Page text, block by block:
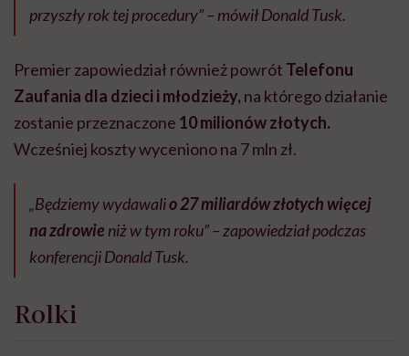
przyszły rok tej procedury” – mówił Donald Tusk.
Premier zapowiedział również powrót Telefonu
Zaufania dla dzieci i młodzieży, na którego działanie
zostanie przeznaczone 10 milionów złotych.
Wcześniej koszty wyceniono na 7 mln zł.
„Będziemy wydawalio 27 miliardów złotych więcej
na zdrowie niż w tym roku” – zapowiedział podczas
konferencji Donald Tusk.
Rolki